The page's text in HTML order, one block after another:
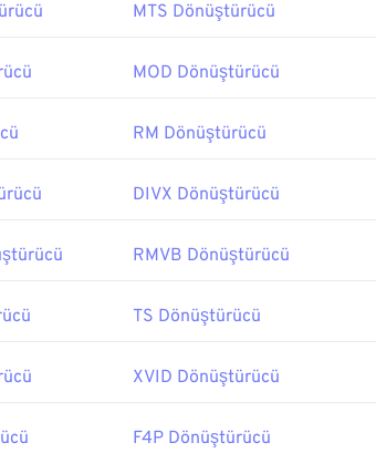
MTS Dönüştürücü
MOD Dönüştürücü
RM Dönüştürücü
DIVX Dönüştürücü
RMVB Dönüştürücü
TS Dönüştürücü
XVID Dönüştürücü
F4P Dönüştürücü